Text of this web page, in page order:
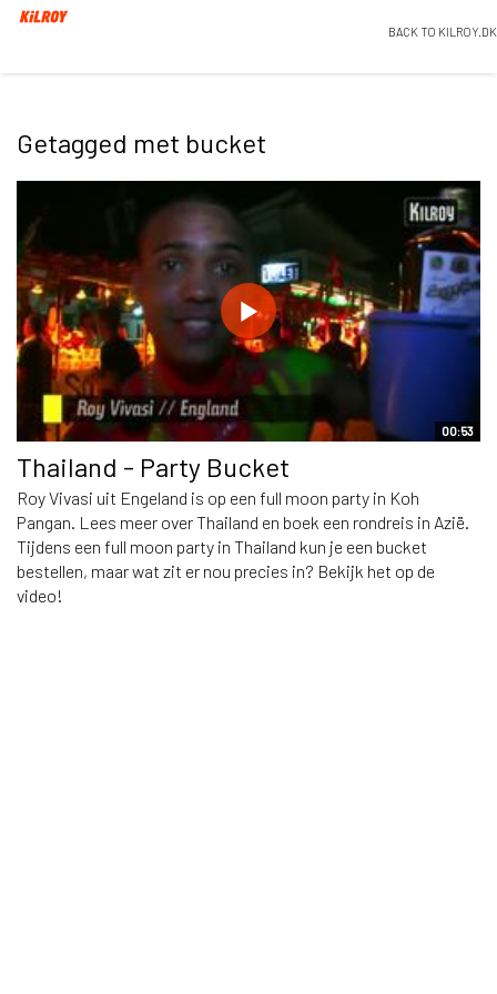
BACK TO KILROY.DK
Getagged met bucket
00:53
Thailand - Party Bucket
Roy Vivasi uit Engeland is op een full moon party in Koh
Pangan. Lees meer over Thailand en boek een rondreis in Azië.
Tijdens een full moon party in Thailand kun je een bucket
bestellen, maar wat zit er nou precies in? Bekijk het op de
video!